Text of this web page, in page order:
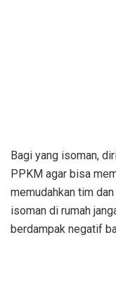
Bagi yang isoman,
PPKM agar bisa
memudahkan tim
isoman di rumah
berdampak negatif